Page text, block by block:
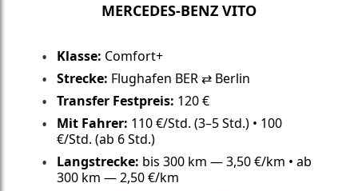
MERCEDES-BENZ VITO
Klasse: Comfort+
Strecke: Flughafen BER ⇄ Berlin
Transfer Festpreis: 120 €
Mit Fahrer: 110 €/Std. (3–5 Std.) • 100
€/Std. (ab 6 Std.)
Langstrecke: bis 300 km — 3,50 €/km • ab
300 km — 2,50 €/km